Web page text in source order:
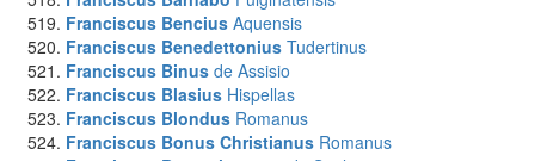
Franciscus Bencius Aquensis
Franciscus Benedettonius Tudertinus
Franciscus Binus de Assisio
Franciscus Blasius Hispellas
Franciscus Blondus Romanus
Franciscus Bonus Christianus Romanus